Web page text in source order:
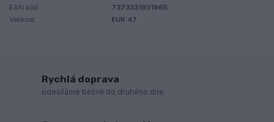
EAN kód:
7373331931965
Velikost:
EUR 47
Rychlá doprava
odesíláme běžně do druhého dne